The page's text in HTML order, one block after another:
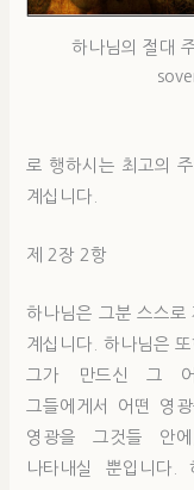
하나님의 절대
로 행하시는 최고의
계십니다.
제 2장 2항
하나님은 그분 스스로
계십니다. 하나님은
그가 만드신 그 어
그들에게서 어떤 영
영광을 그것들 안
나타내실 뿐입니다.